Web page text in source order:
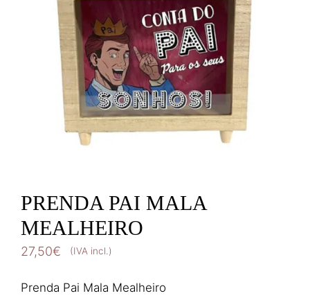
PRENDA PAI MALA
MEALHEIRO
27,50€ (IVA incl.)
Prenda Pai Mala Mealheiro